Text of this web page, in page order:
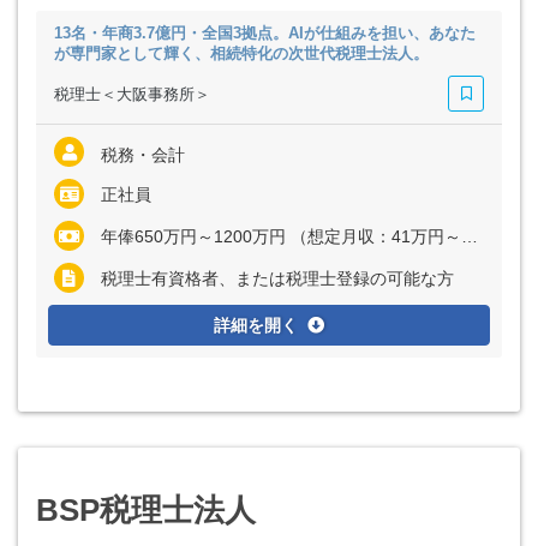
13名・年商3.7億円・全国3拠点。AIが仕組みを担い、あなた
が専門家として輝く、相続特化の次世代税理士法人。
税理士＜大阪事務所＞
税務・会計
正社員
年俸650万円～1200万円 （想定月収：41万円～81万円） ※経験・能力など考慮の上、決定いたします
税理士有資格者、または税理士登録の可能な方
詳細を開く
BSP税理士法人